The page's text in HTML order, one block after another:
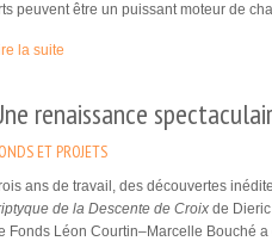
peuvent être un puissant moteur de
la suite
renaissance
ET PROJETS
ans de travail, des découvertes
de la Descente de Croix de
Fonds Léon Courtin–Marcelle Bouché